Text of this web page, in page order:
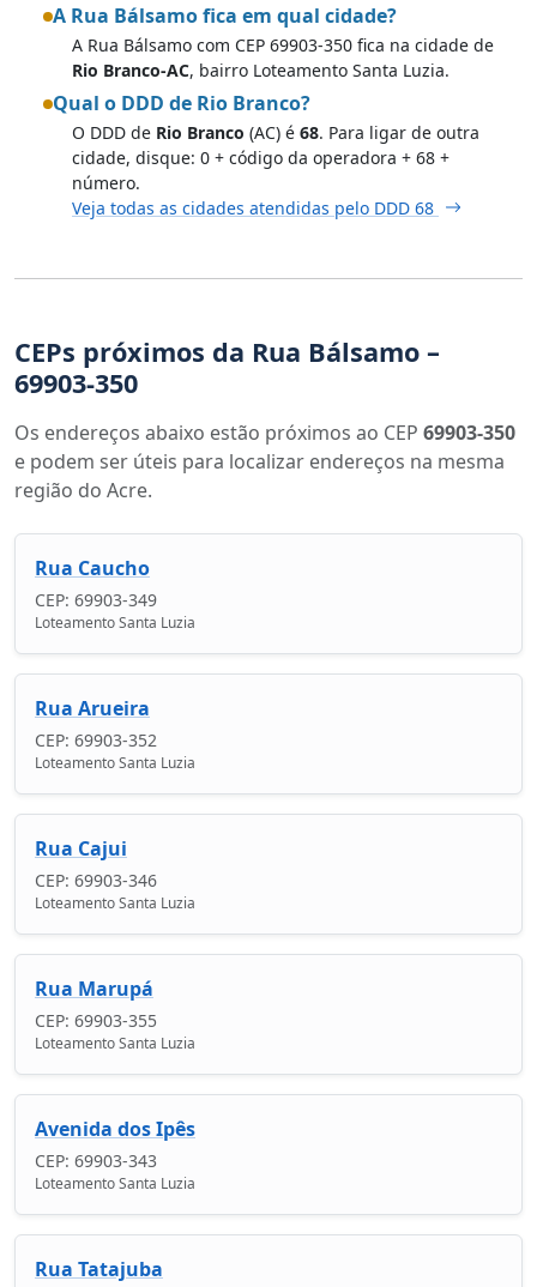
A Rua Bálsamo fica em qual cidade?
A Rua Bálsamo com CEP 69903-350 fica na cidade de
Rio Branco-AC, bairro Loteamento Santa Luzia.
Qual o DDD de Rio Branco?
O DDD de Rio Branco (AC) é 68. Para ligar de outra
cidade, disque: 0 + código da operadora + 68 +
número.
Veja todas as cidades atendidas pelo DDD 68
CEPs próximos da Rua Bálsamo –
69903-350
Os endereços abaixo estão próximos ao CEP 69903-350
e podem ser úteis para localizar endereços na mesma
região do Acre.
Rua Caucho
CEP: 69903-349
Loteamento Santa Luzia
Rua Arueira
CEP: 69903-352
Loteamento Santa Luzia
Rua Cajui
CEP: 69903-346
Loteamento Santa Luzia
Rua Marupá
CEP: 69903-355
Loteamento Santa Luzia
Avenida dos Ipês
CEP: 69903-343
Loteamento Santa Luzia
Rua Tatajuba